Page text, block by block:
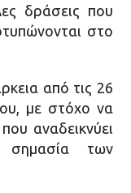
δράσεις που
στο
από τις 26
με στόχο να
αναδεικνύει
σημασία των